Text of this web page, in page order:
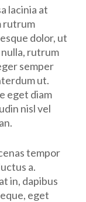
lacinia at
rutrum
dolor, ut
rutrum
semper
ut.
eget diam
nisl vel
tempor
a.
in, dapibus
eget